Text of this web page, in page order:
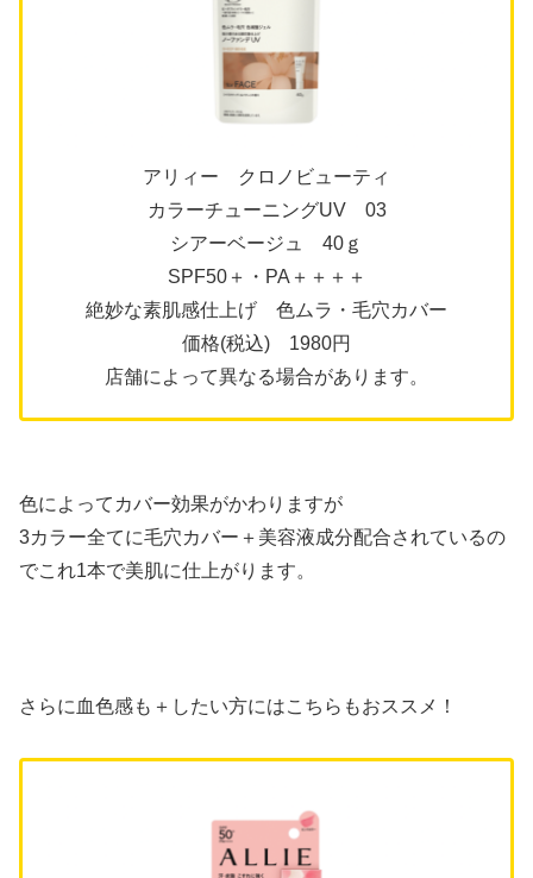
アリィー クロノビューティ
カラーチューニングUV 03
シアーベージュ 40ｇ
SPF50＋・PA＋＋＋＋
絶妙な素肌感仕上げ 色ムラ・毛穴カバー
価格(税込) 1980円
店舗によって異なる場合があります。
色によってカバー効果がかわりますが
3カラー全てに毛穴カバー＋美容液成分配合されているの
でこれ1本で美肌に仕上がります。
さらに血色感も＋したい方にはこちらもおススメ！